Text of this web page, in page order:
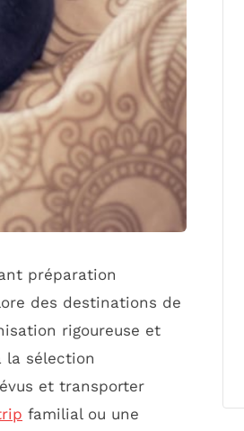
préparation
des destinations de
rigoureuse et
la sélection
et transporter
familial ou une